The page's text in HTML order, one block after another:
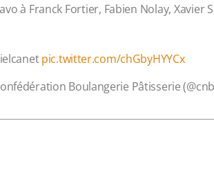
à Franck Fortier, Fabien Nolay,
pic.twitter.com/chGbyHYYCx
Boulangerie Pâtisserie